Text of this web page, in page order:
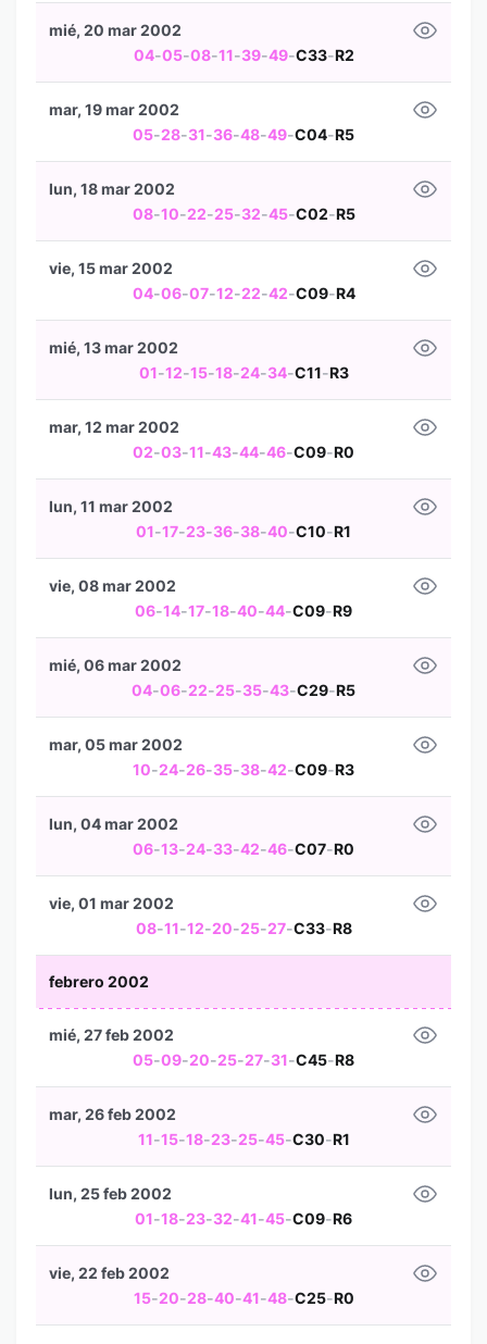
04-05-08-11-39-49-C33-R2
mié, 20 mar 2002
05-28-31-36-48-49-C04-R5
mar, 19 mar 2002
08-10-22-25-32-45-C02-R5
lun, 18 mar 2002
04-06-07-12-22-42-C09-R4
vie, 15 mar 2002
01-12-15-18-24-34-C11-R3
mié, 13 mar 2002
02-03-11-43-44-46-C09-R0
mar, 12 mar 2002
01-17-23-36-38-40-C10-R1
lun, 11 mar 2002
06-14-17-18-40-44-C09-R9
vie, 08 mar 2002
04-06-22-25-35-43-C29-R5
mié, 06 mar 2002
10-24-26-35-38-42-C09-R3
mar, 05 mar 2002
06-13-24-33-42-46-C07-R0
lun, 04 mar 2002
08-11-12-20-25-27-C33-R8
vie, 01 mar 2002
febrero 2002
05-09-20-25-27-31-C45-R8
mié, 27 feb 2002
11-15-18-23-25-45-C30-R1
mar, 26 feb 2002
01-18-23-32-41-45-C09-R6
lun, 25 feb 2002
15-20-28-40-41-48-C25-R0
vie, 22 feb 2002